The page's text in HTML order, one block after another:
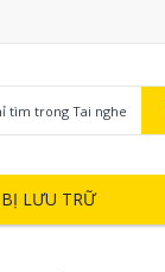
tìm trong Tai nghe
LƯU TRỮ